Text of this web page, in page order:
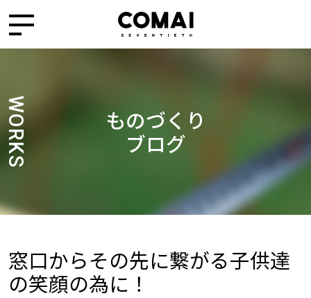
WORKS
ものづくり
ブログ
窓口からその先に繋がる子供達
の笑顔の為に！